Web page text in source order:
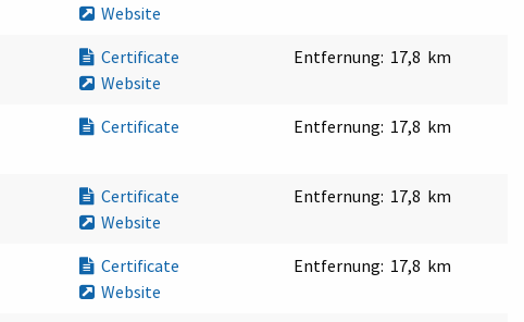
Website
Certificate
Website
Entfernung: 17,8 km
Certificate Entfernung: 17,8 km
Certificate
Website
Entfernung: 17,8 km
Certificate
Website
Entfernung: 17,8 km